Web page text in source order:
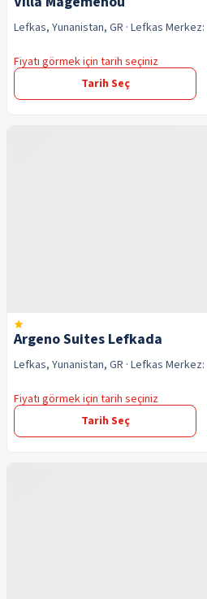
Lefkas, Yunanistan, GR · Lefkas Merkez:
Fiyatı görmek için tarih seçiniz
Tarih Seç
Argeno Suites Lefkada
Lefkas, Yunanistan, GR · Lefkas Merkez:
Fiyatı görmek için tarih seçiniz
Tarih Seç